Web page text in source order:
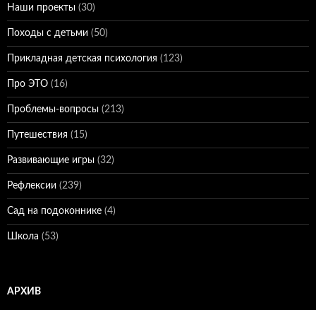
Наши проекты (30)
Походы с детьми (50)
Прикладная детская психология (123)
Про ЭТО (16)
Проблемы-вопросы (213)
Путешествия (15)
Развивающие игры (32)
Рефлексии (239)
Сад на подоконнике (4)
Школа (53)
АРХИВ